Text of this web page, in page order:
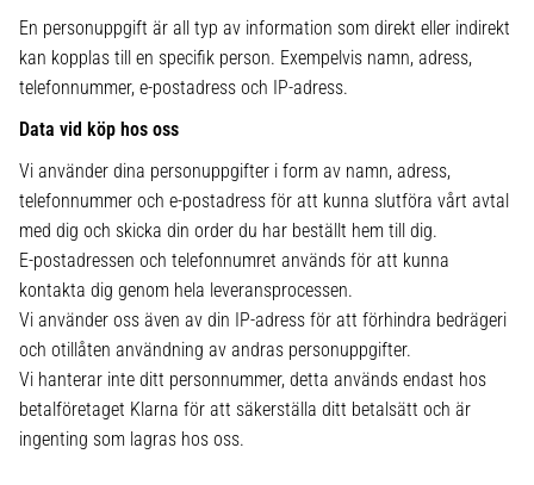
En personuppgift är all typ av information som direkt eller indirekt
kan kopplas till en specifik person. Exempelvis namn, adress,
telefonnummer, e-postadress och IP-adress.
Data vid köp hos oss
Vi använder dina personuppgifter i form av namn, adress,
telefonnummer och e-postadress för att kunna slutföra vårt avtal
med dig och skicka din order du har beställt hem till dig.
E-postadressen och telefonnumret används för att kunna
kontakta dig genom hela leveransprocessen.
Vi använder oss även av din IP-adress för att förhindra bedrägeri
och otillåten användning av andras personuppgifter.
Vi hanterar inte ditt personnummer, detta används endast hos
betalföretaget Klarna för att säkerställa ditt betalsätt och är
ingenting som lagras hos oss.